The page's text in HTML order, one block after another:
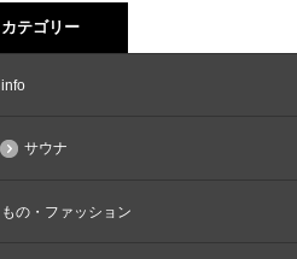
カテゴリー
info
サウナ
もの・ファッション